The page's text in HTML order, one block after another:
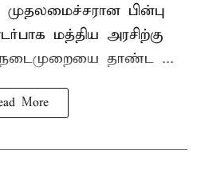
பின்பு
மத்திய அரசிற்கு
நடைமுறையை தாண்ட ...
More